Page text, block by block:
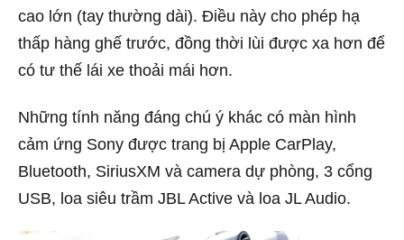
cao lớn (tay thường dài). Điều này cho phép hạ
thấp hàng ghế trước, đồng thời lùi được xa hơn để
có tư thế lái xe thoải mái hơn.
Những tính năng đáng chú ý khác có màn hình
cảm ứng Sony được trang bị Apple CarPlay,
Bluetooth, SiriusXM và camera dự phòng, 3 cổng
USB, loa siêu trầm JBL Active và loa JL Audio.